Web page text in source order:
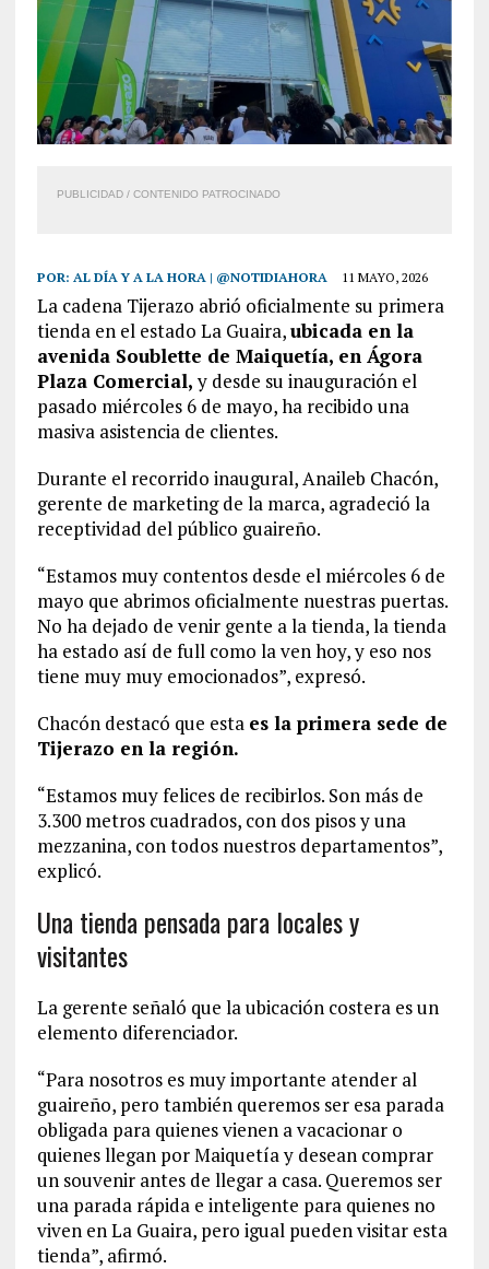
PUBLICIDAD / CONTENIDO PATROCINADO
POR: AL DÍA Y A LA HORA | @NOTIDIAHORA 11 MAYO, 2026
La cadena Tijerazo abrió oficialmente su primera
tienda en el estado La Guaira,ubicada en la
avenida Soublette de Maiquetía, en Ágora
Plaza Comercial,y desde su inauguración el
pasado miércoles 6 de mayo, ha recibido una
masiva asistencia de clientes.
Durante el recorrido inaugural, Anaileb Chacón,
gerente de marketing de la marca, agradeció la
receptividad del público guaireño.
“Estamos muy contentos desde el miércoles 6 de
mayo que abrimos oficialmente nuestras puertas.
No ha dejado de venir gente a la tienda, la tienda
ha estado así de full como la ven hoy, y eso nos
tiene muy muy emocionados”, expresó.
Chacón destacó que esta es la primera sede de
Tijerazo en la región.
“Estamos muy felices de recibirlos. Son más de
3.300 metros cuadrados, con dos pisos y una
mezzanina, con todos nuestros departamentos”,
explicó.
Una tienda pensada para locales y
visitantes
La gerente señaló que la ubicación costera es un
elemento diferenciador.
“Para nosotros es muy importante atender al
guaireño, pero también queremos ser esa parada
obligada para quienes vienen a vacacionar o
quienes llegan por Maiquetía y desean comprar
un souvenir antes de llegar a casa. Queremos ser
una parada rápida e inteligente para quienes no
viven en La Guaira, pero igual pueden visitar esta
tienda”, afirmó.